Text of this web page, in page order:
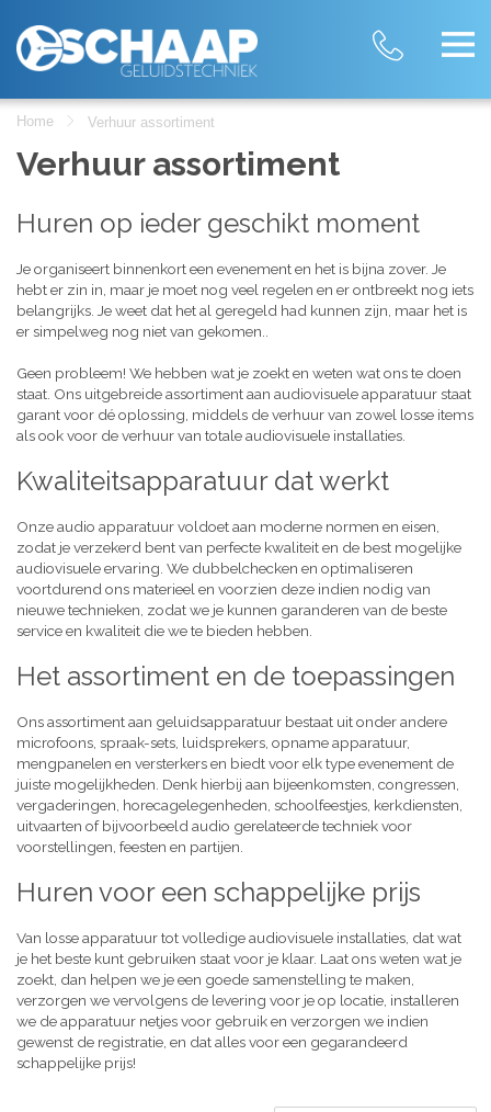
Home Verhuur assortiment
Verhuur assortiment
Huren op ieder geschikt moment
Je organiseert binnenkort een evenement en het is bijna zover. Je
hebt er zin in, maar je moet nog veel regelen en er ontbreekt nog iets
belangrijks. Je weet dat het al geregeld had kunnen zijn, maar het is
er simpelweg nog niet van gekomen..
Geen probleem! We hebben wat je zoekt en weten wat ons te doen
staat. Ons uitgebreide assortiment aan audiovisuele apparatuur staat
garant voor dé oplossing, middels de verhuur van zowel losse items
als ook voor de verhuur van totale audiovisuele installaties.
Kwaliteitsapparatuur dat werkt
Onze audio apparatuur voldoet aan moderne normen en eisen,
zodat je verzekerd bent van perfecte kwaliteit en de best mogelijke
audiovisuele ervaring. We dubbelchecken en optimaliseren
voortdurend ons materieel en voorzien deze indien nodig van
nieuwe technieken, zodat we je kunnen garanderen van de beste
service en kwaliteit die we te bieden hebben.
Het assortiment en de toepassingen
Ons assortiment aan geluidsapparatuur bestaat uit onder andere
microfoons, spraak-sets, luidsprekers, opname apparatuur,
mengpanelen en versterkers en biedt voor elk type evenement de
juiste mogelijkheden. Denk hierbij aan bijeenkomsten, congressen,
vergaderingen, horecagelegenheden, schoolfeestjes, kerkdiensten,
uitvaarten of bijvoorbeeld audio gerelateerde techniek voor
voorstellingen, feesten en partijen.
Huren voor een schappelijke prijs
Van losse apparatuur tot volledige audiovisuele installaties, dat wat
je het beste kunt gebruiken staat voor je klaar. Laat ons weten wat je
zoekt, dan helpen we je een goede samenstelling te maken,
verzorgen we vervolgens de levering voor je op locatie, installeren
we de apparatuur netjes voor gebruik en verzorgen we indien
gewenst de registratie, en dat alles voor een gegarandeerd
schappelijke prijs!